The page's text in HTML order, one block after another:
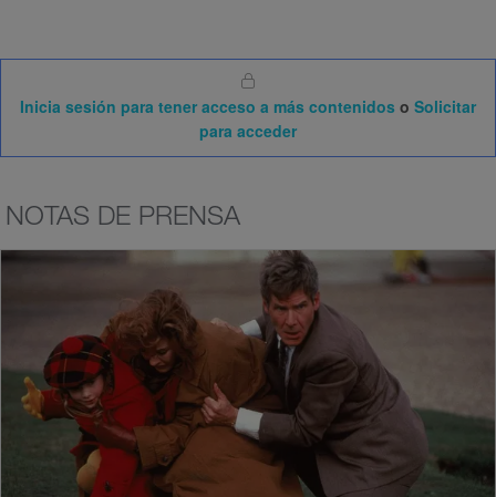
Inicia sesión para tener acceso a más contenidos o Solicitar
para acceder
NOTAS DE PRENSA